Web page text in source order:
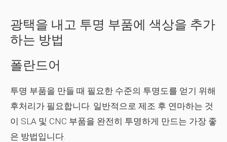
광택을 내고 투명 부품에 색상을 추가
하는 방법
폴란드어
투명 부품을 만들 때 필요한 수준의 투명도를 얻기 위해
후처리가 필요합니다. 일반적으로 제조 후 연마하는 것
이 SLA 및 CNC 부품을 완전히 투명하게 만드는 가장 좋
은 방법입니다.